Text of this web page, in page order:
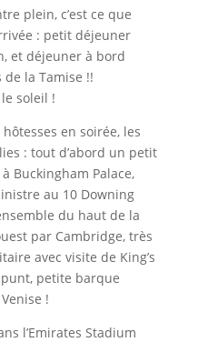
plein, c’est ce que
: petit déjeuner
et déjeuner à bord
la Tamise !!
soleil !
en soirée, les
: tout d’abord un petit
Buckingham Palace,
au 10 Downing
du haut de la
par Cambridge, très
avec visite de King’s
petite barque
!
l’Emirates Stadium